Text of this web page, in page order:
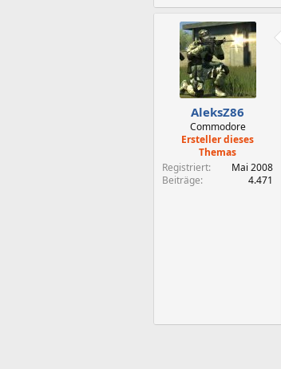
AleksZ86
Commodore
Ersteller dieses
Themas
Registriert
Mai 2008
Beiträge
4.471